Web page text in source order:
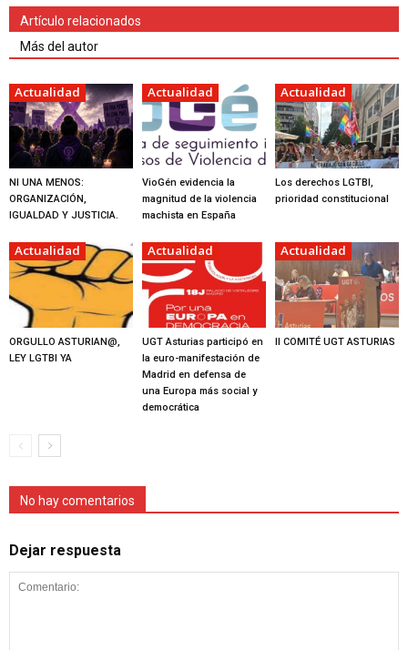
Artículo relacionados
Más del autor
Actualidad
NI UNA MENOS:
ORGANIZACIÓN,
IGUALDAD Y JUSTICIA.
Actualidad
VioGén evidencia la
magnitud de la violencia
machista en España
Actualidad
Los derechos LGTBI,
prioridad constitucional
Actualidad
ORGULLO ASTURIAN@,
LEY LGTBI YA
Actualidad
UGT Asturias participó en
la euro-manifestación de
Madrid en defensa de
una Europa más social y
democrática
Actualidad
II COMITÉ UGT ASTURIAS
No hay comentarios
Dejar respuesta